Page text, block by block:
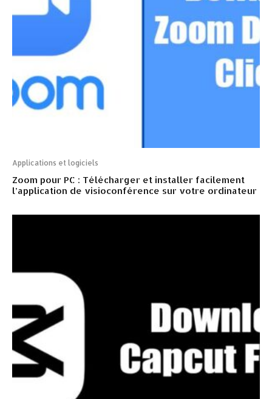
Applications et logiciels
Zoom pour PC : Télécharger et installer facilement
l’application de visioconférence sur votre ordinateur